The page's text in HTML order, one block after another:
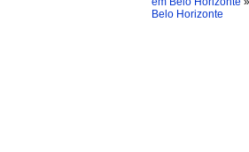
Belo Horizonte